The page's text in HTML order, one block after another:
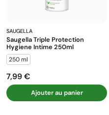
SAUGELLA
Saugella Triple Protection
Hygiene Intime 250ml
250 ml
Prix
7,99 €
Ajouter au panier